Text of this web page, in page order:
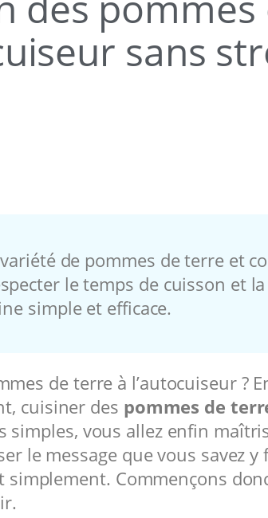
sans
de pommes de terre et
le temps de cuisson et
simple et efficace.
de terre à l’autocuiseur ?
cuisiner des pommes de
vous allez enfin
le message que vous savez y
Commençons